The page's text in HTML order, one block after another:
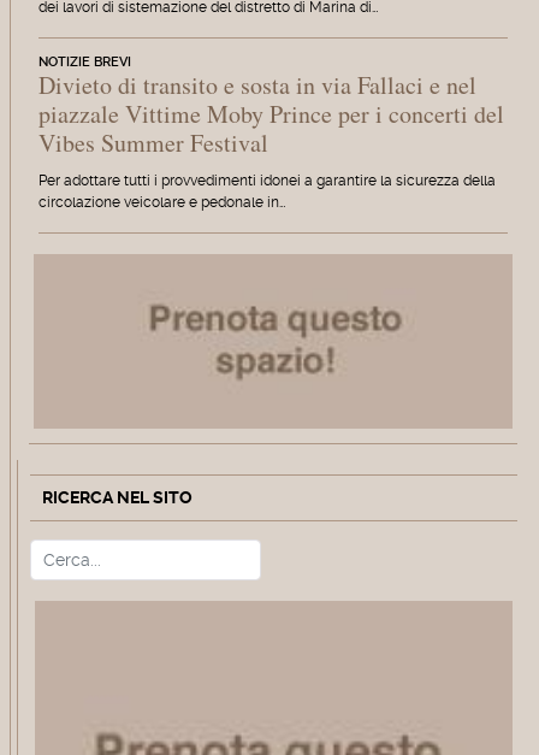
dei lavori di sistemazione del distretto di Marina di…
NOTIZIE BREVI
Divieto di transito e sosta in via Fallaci e nel
piazzale Vittime Moby Prince per i concerti del
Vibes Summer Festival
Per adottare tutti i provvedimenti idonei a garantire la sicurezza della
circolazione veicolare e pedonale in…
RICERCA NEL SITO
Cerca Type 2 or more characters for